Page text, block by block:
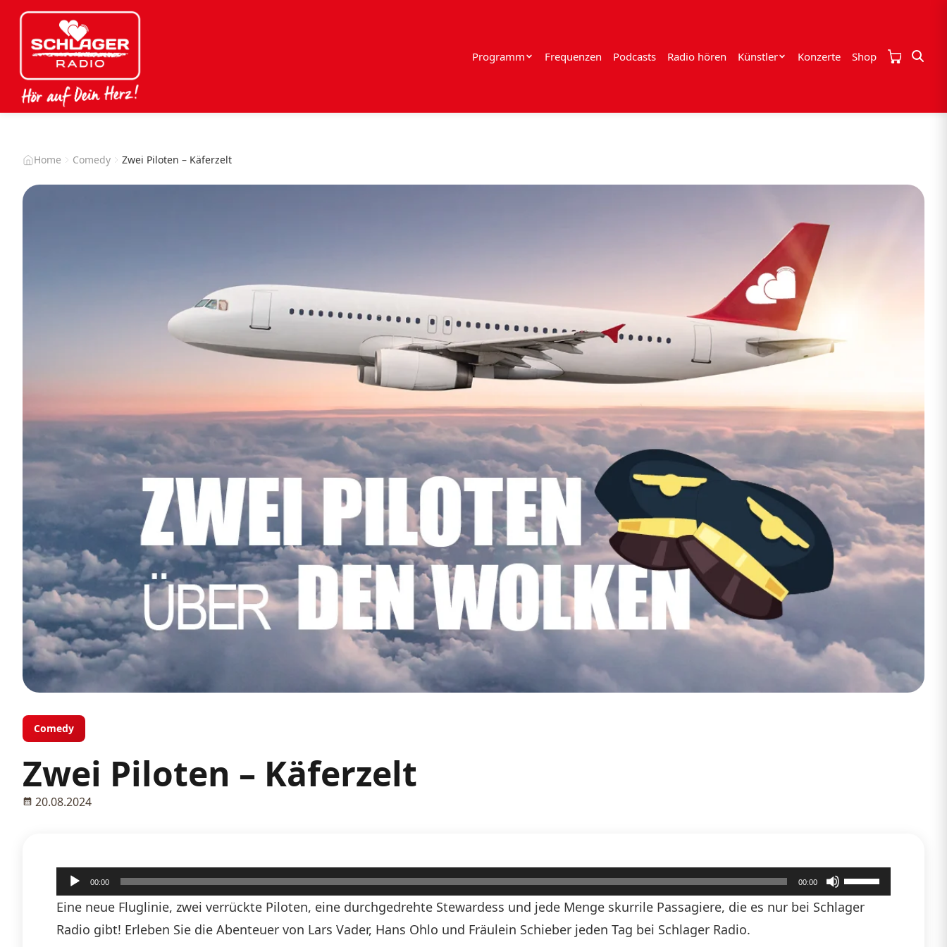
Programm Frequenzen Podcasts Radio hören Künstler Konzerte Shop
Home Comedy Zwei Piloten – Käferzelt
Comedy
Zwei Piloten – Käferzelt
20.08.2024
Audio-
Player
00:00 00:00
Pfeiltasten
Eine neue Fluglinie, zwei verrückte Piloten, eine durchgedrehte Stewardess und jede Menge skurrile Passagiere, die es nur bei Schlager
Radio gibt! Erleben Sie die Abenteuer von Lars Vader, Hans Ohlo und Fräulein Schieber jeden Tag bei Schlager Radio.